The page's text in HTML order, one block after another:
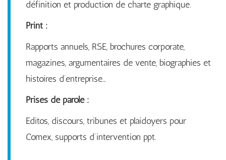
définition et production de charte graphique.
Print :
Rapports annuels, RSE, brochures corporate,
magazines, argumentaires de vente, biographies et
histoires d’entreprise…
Prises de parole :
Editos, discours, tribunes et plaidoyers pour
Comex, supports d’intervention ppt.